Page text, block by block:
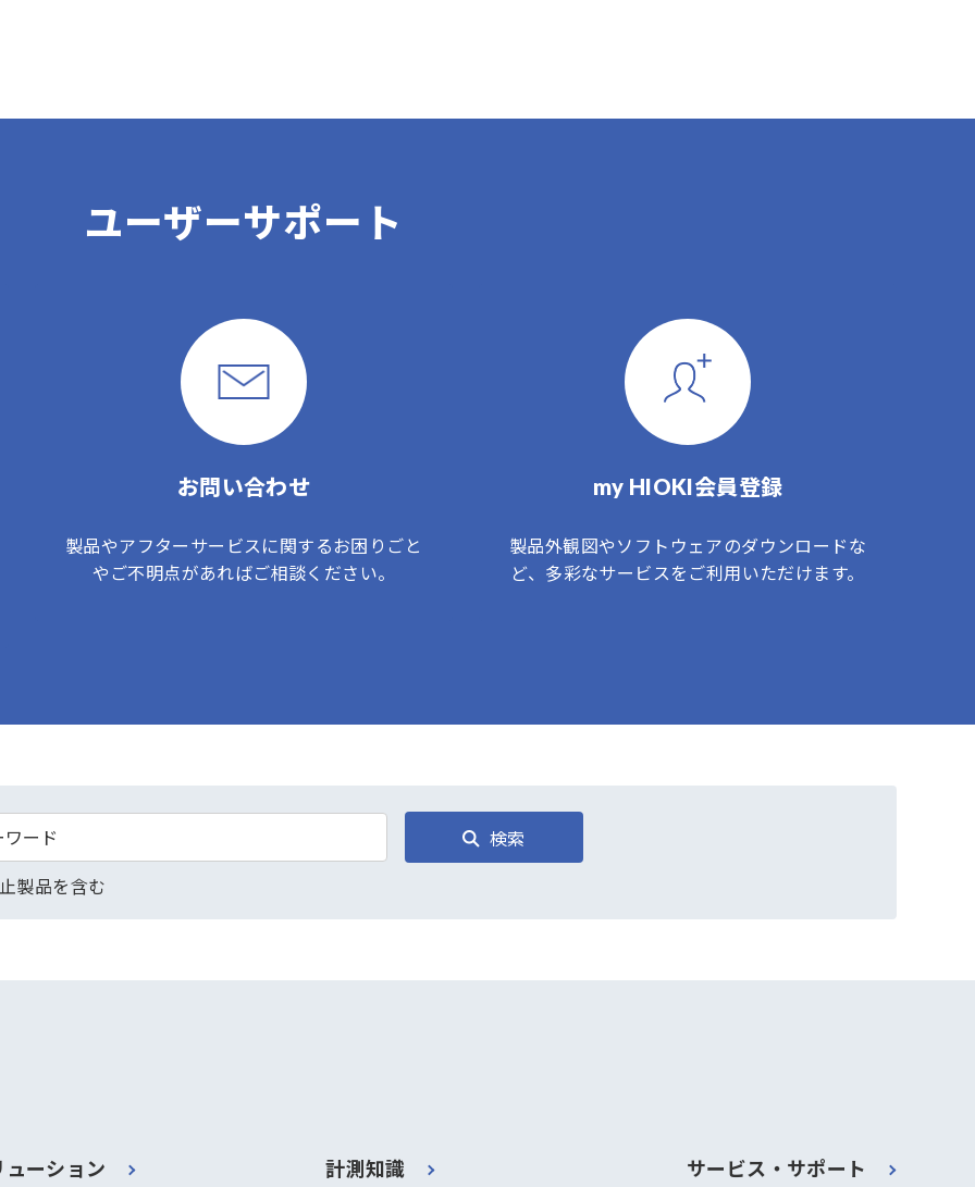
ユーザーサポート
お問い合わせ
製品やアフターサービスに関するお困りごと
やご不明点があればご相談ください。
my HIOKI会員登録
製品外観図やソフトウェアのダウンロードな
ど、多彩なサービスをご利用いただけます。
検索
製品を含む
ーション 計測知識 サービス・サポート